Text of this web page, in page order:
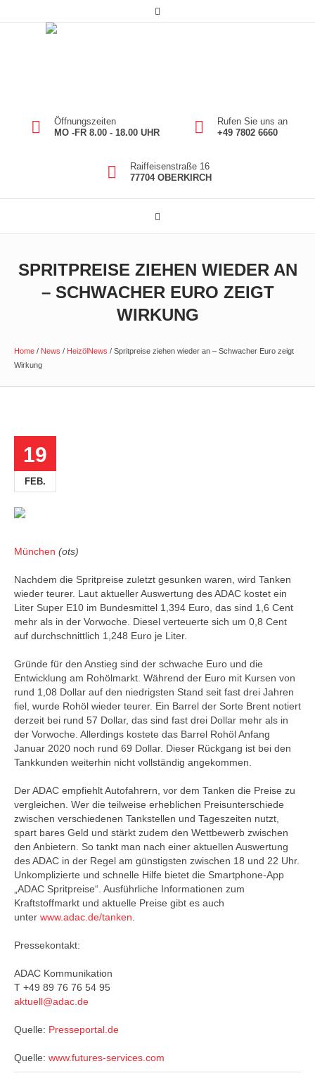
Öffnungszeiten
MO -FR 8.00 - 18.00 UHR
Rufen Sie uns an
+49 7802 6660
Raiffeisenstraße 16
77704 OBERKIRCH
SPRITPREISE ZIEHEN WIEDER AN
– SCHWACHER EURO ZEIGT
WIRKUNG
Home / News / HeizölNews / Spritpreise ziehen wieder an – Schwacher Euro zeigt
Wirkung
19
FEB.
München (ots)
Nachdem die Spritpreise zuletzt gesunken waren, wird Tanken
wieder teurer. Laut aktueller Auswertung des ADAC kostet ein
Liter Super E10 im Bundesmittel 1,394 Euro, das sind 1,6 Cent
mehr als in der Vorwoche. Diesel verteuerte sich um 0,8 Cent
auf durchschnittlich 1,248 Euro je Liter.
Gründe für den Anstieg sind der schwache Euro und die
Entwicklung am Rohölmarkt. Während der Euro mit Kursen von
rund 1,08 Dollar auf den niedrigsten Stand seit fast drei Jahren
fiel, wurde Rohöl wieder teurer. Ein Barrel der Sorte Brent notiert
derzeit bei rund 57 Dollar, das sind fast drei Dollar mehr als in
der Vorwoche. Allerdings kostete das Barrel Rohöl Anfang
Januar 2020 noch rund 69 Dollar. Dieser Rückgang ist bei den
Tankkunden weiterhin nicht vollständig angekommen.
Der ADAC empfiehlt Autofahrern, vor dem Tanken die Preise zu
vergleichen. Wer die teilweise erheblichen Preisunterschiede
zwischen verschiedenen Tankstellen und Tageszeiten nutzt,
spart bares Geld und stärkt zudem den Wettbewerb zwischen
den Anbietern. So tankt man nach einer aktuellen Auswertung
des ADAC in der Regel am günstigsten zwischen 18 und 22 Uhr.
Unkomplizierte und schnelle Hilfe bietet die Smartphone-App
„ADAC Spritpreise“. Ausführliche Informationen zum
Kraftstoffmarkt und aktuelle Preise gibt es auch
unter www.adac.de/tanken.
Pressekontakt:
ADAC Kommunikation
T +49 89 76 76 54 95
aktuell@adac.de
Quelle: Presseportal.de
Quelle: www.futures-services.com